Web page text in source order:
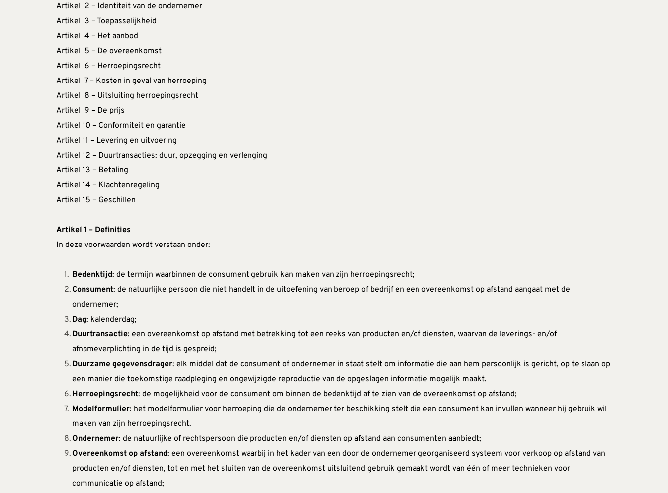
Artikel  2 – Identiteit van de ondernemer
Artikel  3 – Toepasselijkheid
Artikel  4 – Het aanbod
Artikel  5 – De overeenkomst
Artikel  6 – Herroepingsrecht
Artikel  7 – Kosten in geval van herroeping
Artikel  8 – Uitsluiting herroepingsrecht
Artikel  9 – De prijs
Artikel 10 – Conformiteit en garantie
Artikel 11 – Levering en uitvoering
Artikel 12 – Duurtransacties: duur, opzegging en verlenging
Artikel 13 – Betaling
Artikel 14 – Klachtenregeling
Artikel 15 – Geschillen
Artikel 1 – Definities
In deze voorwaarden wordt verstaan onder:
Bedenktijd: de termijn waarbinnen de consument gebruik kan maken van zijn herroepingsrecht;
Consument: de natuurlijke persoon die niet handelt in de uitoefening van beroep of bedrijf en een overeenkomst op afstand aangaat met de
ondernemer;
Dag: kalenderdag;
Duurtransactie: een overeenkomst op afstand met betrekking tot een reeks van producten en/of diensten, waarvan de leverings- en/of
afnameverplichting in de tijd is gespreid;
Duurzame gegevensdrager: elk middel dat de consument of ondernemer in staat stelt om informatie die aan hem persoonlijk is gericht, op te slaan op
een manier die toekomstige raadpleging en ongewijzigde reproductie van de opgeslagen informatie mogelijk maakt.
Herroepingsrecht: de mogelijkheid voor de consument om binnen de bedenktijd af te zien van de overeenkomst op afstand;
Modelformulier: het modelformulier voor herroeping die de ondernemer ter beschikking stelt die een consument kan invullen wanneer hij gebruik wil
maken van zijn herroepingsrecht.
Ondernemer: de natuurlijke of rechtspersoon die producten en/of diensten op afstand aan consumenten aanbiedt;
Overeenkomst op afstand: een overeenkomst waarbij in het kader van een door de ondernemer georganiseerd systeem voor verkoop op afstand van
producten en/of diensten, tot en met het sluiten van de overeenkomst uitsluitend gebruik gemaakt wordt van één of meer technieken voor
communicatie op afstand;